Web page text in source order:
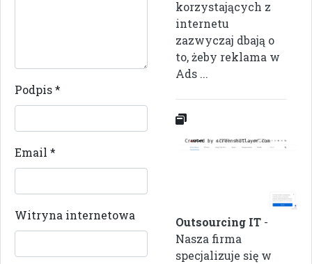
Podpis*
Email *
Witryna internetowa
korzystających z
internetu
zazwyczaj dbają o
to, żeby reklama w
Ads ...
Outsourcing IT -
Nasza firma
specjalizuje się w